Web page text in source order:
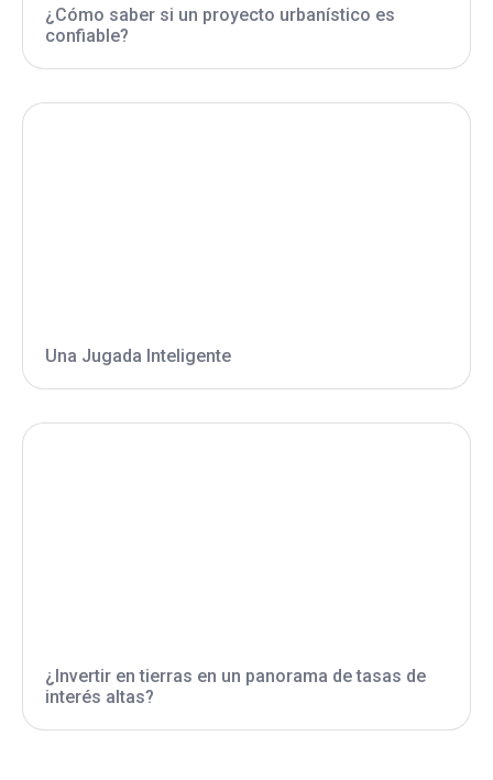
¿Cómo saber si un proyecto urbanístico es
confiable?
Una Jugada Inteligente
¿Invertir en tierras en un panorama de tasas de
interés altas?